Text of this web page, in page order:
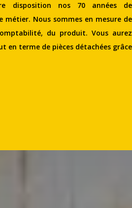
disposition nos 70 années de
métier. Nous sommes en mesure de
du produit. Vous aurez
en terme de pièces détachées grâce